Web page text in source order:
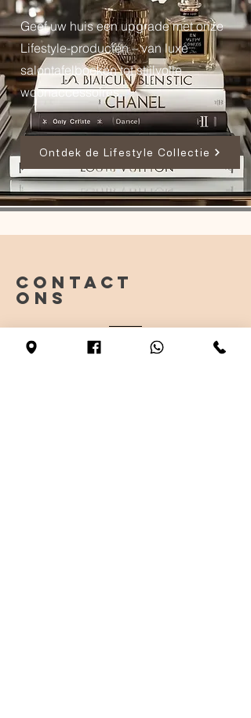
Geef uw huis een upgrade met onze
Lifestyle-producten – van luxe
salontafelboeken tot stijlvolle
woonaccessoires.
Ontdek de Lifestyle Collectie
CONTACT
ONS